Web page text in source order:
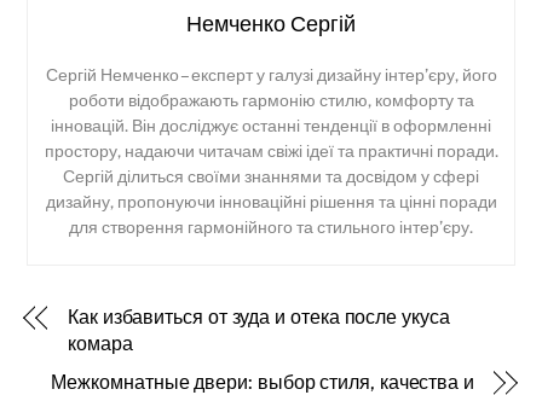
Немченко Сергій
Сергій Немченко – експерт у галузі дизайну інтер’єру, його
роботи відображають гармонію стилю, комфорту та
інновацій. Він досліджує останні тенденції в оформленні
простору, надаючи читачам свіжі ідеї та практичні поради.
Сергій ділиться своїми знаннями та досвідом у сфері
дизайну, пропонуючи інноваційні рішення та цінні поради
для створення гармонійного та стильного інтер’єру.
Как избавиться от зуда и отека после укуса
комара
Межкомнатные двери: выбор стиля, качества и